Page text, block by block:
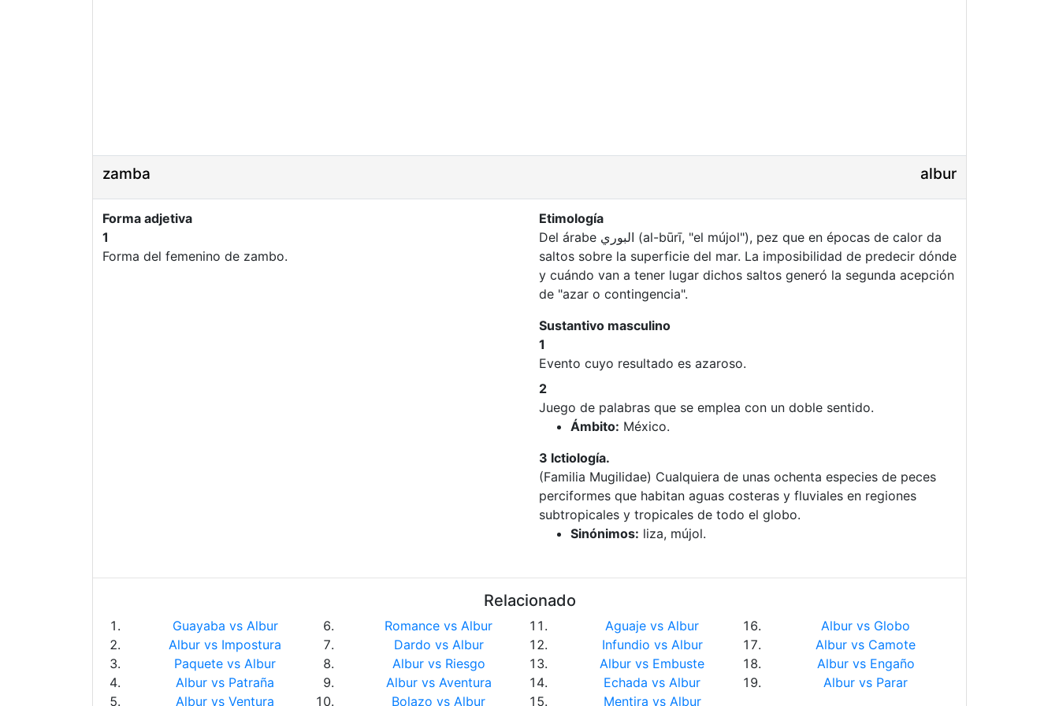
zamba albur
Forma adjetiva
1
Forma del femenino de zambo.
Etimología
Del árabe البوري (al-būrī, "el mújol"), pez que en épocas de calor da
saltos sobre la superficie del mar. La imposibilidad de predecir dónde
y cuándo van a tener lugar dichos saltos generó la segunda acepción
de "azar o contingencia".
Sustantivo masculino
1
Evento cuyo resultado es azaroso.
2
Juego de palabras que se emplea con un doble sentido.
Ámbito: México.
3 Ictiología.
(Familia Mugilidae) Cualquiera de unas ochenta especies de peces
perciformes que habitan aguas costeras y fluviales en regiones
subtropicales y tropicales de todo el globo.
Sinónimos: liza, mújol.
Relacionado
Guayaba vs Albur
Albur vs Impostura
Paquete vs Albur
Albur vs Patraña
Albur vs Ventura
Romance vs Albur
Dardo vs Albur
Albur vs Riesgo
Albur vs Aventura
Bolazo vs Albur
Aguaje vs Albur
Infundio vs Albur
Albur vs Embuste
Echada vs Albur
Mentira vs Albur
Albur vs Globo
Albur vs Camote
Albur vs Engaño
Albur vs Parar